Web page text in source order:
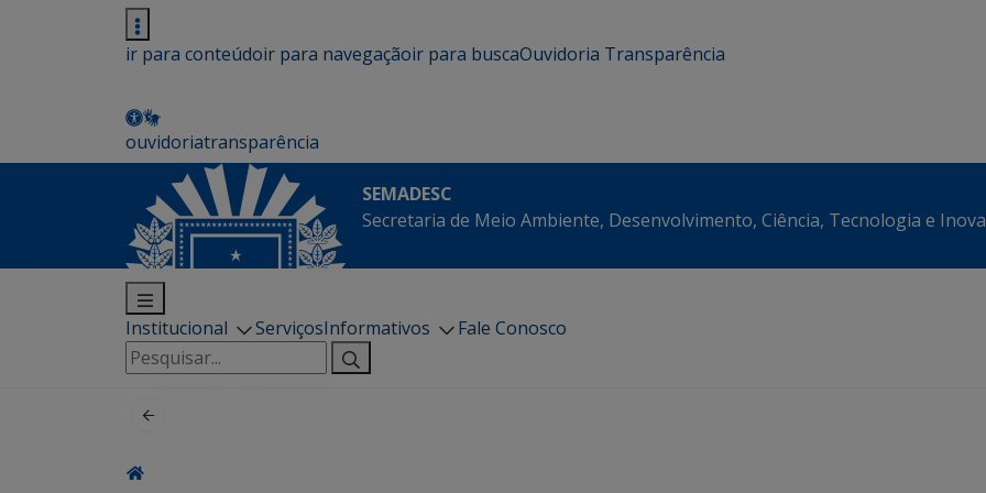
ir para conteúdoir para navegaçãoir para buscaOuvidoria Transparência
ouvidoriatransparência
SEMADESC
Secretaria de Meio Ambiente, Desenvolvimento, Ciência, Tecnologia e
Institucional ServiçosInformativos
Fale Conosco
Pesquisar
por: